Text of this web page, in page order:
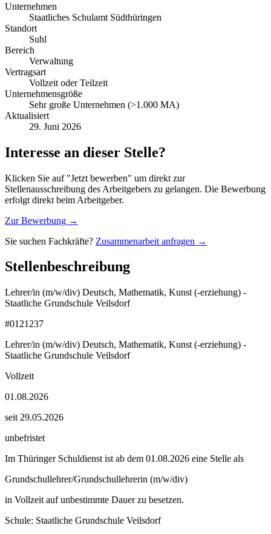
Unternehmen
Staatliches Schulamt Südthüringen
Standort
Suhl
Bereich
Verwaltung
Vertragsart
Vollzeit oder Teilzeit
Unternehmensgröße
Sehr große Unternehmen (>1.000 MA)
Aktualisiert
29. Juni 2026
Interesse an dieser Stelle?
Klicken Sie auf "Jetzt bewerben" um direkt zur
Stellenausschreibung des Arbeitgebers zu gelangen. Die Bewerbung
erfolgt direkt beim Arbeitgeber.
Zur Bewerbung →
Sie suchen Fachkräfte? Zusammenarbeit anfragen →
Stellenbeschreibung
Lehrer/in (m/w/div) Deutsch, Mathematik, Kunst (-erziehung) -
Staatliche Grundschule Veilsdorf
#0121237
Lehrer/in (m/w/div) Deutsch, Mathematik, Kunst (-erziehung) -
Staatliche Grundschule Veilsdorf
Vollzeit
01.08.2026
seit 29.05.2026
unbefristet
Im Thüringer Schuldienst ist ab dem 01.08.2026 eine Stelle als
Grundschullehrer/Grundschullehrerin (m/w/div)
in Vollzeit auf unbestimmte Dauer zu besetzen.
Schule: Staatliche Grundschule Veilsdorf